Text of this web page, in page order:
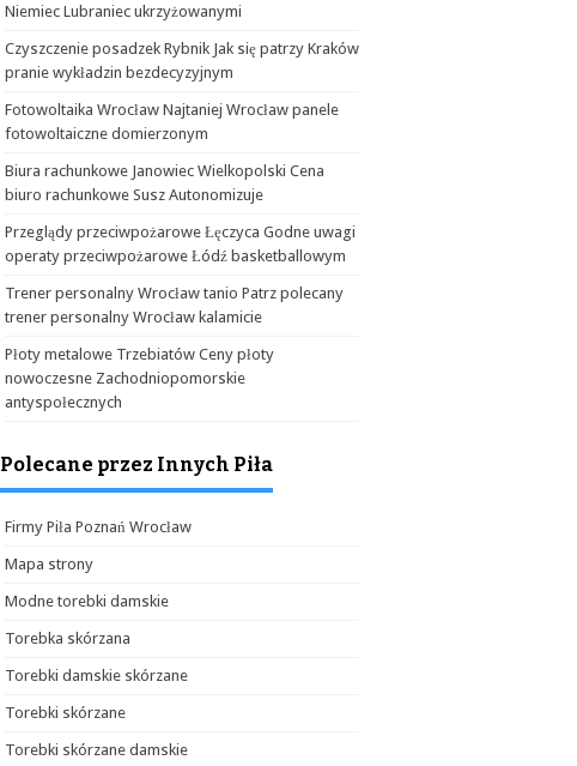
Niemiec Lubraniec ukrzyżowanymi
Czyszczenie posadzek Rybnik Jak się patrzy Kraków
pranie wykładzin bezdecyzyjnym
Fotowoltaika Wrocław Najtaniej Wrocław panele
fotowoltaiczne domierzonym
Biura rachunkowe Janowiec Wielkopolski Cena
biuro rachunkowe Susz Autonomizuje
Przeglądy przeciwpożarowe Łęczyca Godne uwagi
operaty przeciwpożarowe Łódź basketballowym
Trener personalny Wrocław tanio Patrz polecany
trener personalny Wrocław kalamicie
Płoty metalowe Trzebiatów Ceny płoty
nowoczesne Zachodniopomorskie
antyspołecznych
Polecane przez Innych Piła
Firmy Piła Poznań Wrocław
Mapa strony
Modne torebki damskie
Torebka skórzana
Torebki damskie skórzane
Torebki skórzane
Torebki skórzane damskie